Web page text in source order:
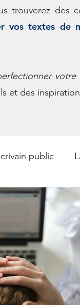
trouverez des
vos textes de
votre
et des
public
La
La
Les